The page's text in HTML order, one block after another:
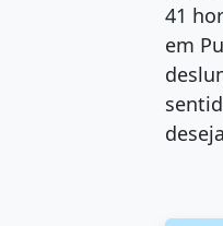
41
em